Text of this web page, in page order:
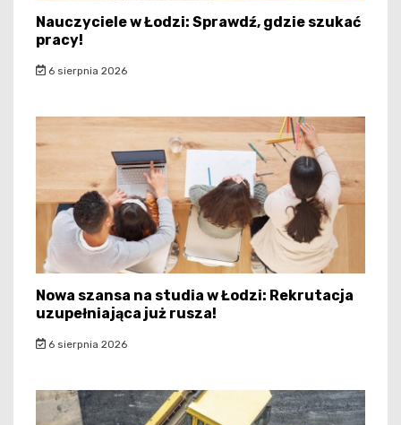
Nauczyciele w Łodzi: Sprawdź, gdzie szukać
pracy!
6 sierpnia 2026
Nowa szansa na studia w Łodzi: Rekrutacja
uzupełniająca już rusza!
6 sierpnia 2026